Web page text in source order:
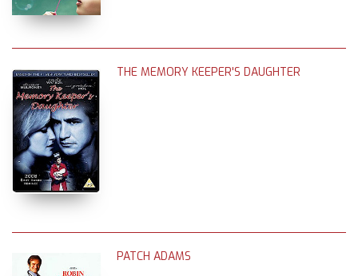
THE MEMORY KEEPER'S DAUGHTER
PATCH ADAMS